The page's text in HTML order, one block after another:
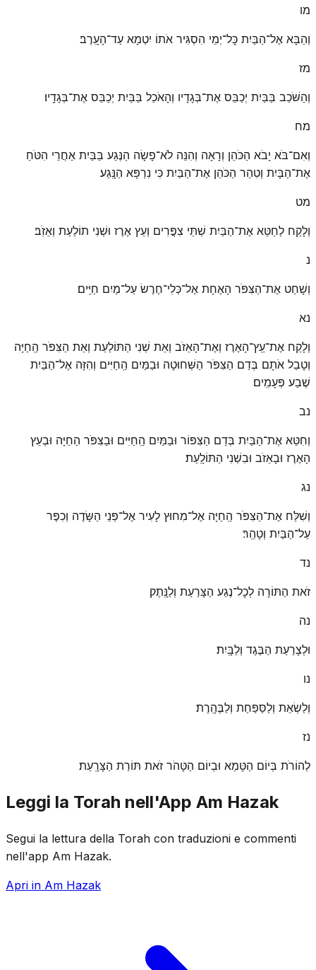
מו
וְהַבָּא אֶל־הַבַּיִת כׇּל־יְמֵי הִסְגִּיר אֹתוֹ יִטְמָא עַד־הָעָֽרֶב׃
מז
וְהַשֹּׁכֵב בַּבַּיִת יְכַבֵּס אֶת־בְּגָדָיו וְהָאֹכֵל בַּבַּיִת יְכַבֵּס אֶת־בְּגָדָֽיו׃
מח
וְאִם־בֹּא יָבֹא הַכֹּהֵן וְרָאָה וְהִנֵּה לֹא־פָשָׂה הַנֶּגַע בַּבַּיִת אַחֲרֵי הִטֹּחַ
אֶת־הַבָּיִת וְטִהַר הַכֹּהֵן אֶת־הַבַּיִת כִּי נִרְפָּא הַנָּֽגַע׃
מט
וְלָקַח לְחַטֵּא אֶת־הַבַּיִת שְׁתֵּי צִפֳּרִים וְעֵץ אֶרֶז וּשְׁנִי תוֹלַעַת וְאֵזֹֽב׃
נ
וְשָׁחַט אֶת־הַצִּפֹּר הָאֶחָת אֶל־כְּלִי־חֶרֶשׂ עַל־מַיִם חַיִּֽים׃
נא
וְלָקַח אֶת־עֵֽץ־הָאֶרֶז וְאֶת־הָאֵזֹב וְאֵת שְׁנִי הַתּוֹלַעַת וְאֵת הַצִּפֹּר הַֽחַיָּה
וְטָבַל אֹתָם בְּדַם הַצִּפֹּר הַשְּׁחוּטָה וּבַמַּיִם הַֽחַיִּים וְהִזָּה אֶל־הַבַּיִת
שֶׁבַע פְּעָמִֽים׃
נב
וְחִטֵּא אֶת־הַבַּיִת בְּדַם הַצִּפּוֹר וּבַמַּיִם הַֽחַיִּים וּבַצִּפֹּר הַחַיָּה וּבְעֵץ
הָאֶרֶז וּבָאֵזֹב וּבִשְׁנִי הַתּוֹלָֽעַת׃
נג
וְשִׁלַּח אֶת־הַצִּפֹּר הַֽחַיָּה אֶל־מִחוּץ לָעִיר אֶל־פְּנֵי הַשָּׂדֶה וְכִפֶּר
עַל־הַבַּיִת וְטָהֵֽר׃
נד
זֹאת הַתּוֹרָה לְכׇל־נֶגַע הַצָּרַעַת וְלַנָּֽתֶק׃
נה
וּלְצָרַעַת הַבֶּגֶד וְלַבָּֽיִת׃
נו
וְלַשְׂאֵת וְלַסַּפַּחַת וְלַבֶּהָֽרֶת׃
נז
לְהוֹרֹת בְּיוֹם הַטָּמֵא וּבְיוֹם הַטָּהֹר זֹאת תּוֹרַת הַצָּרָֽעַת׃
Leggi la Torah nell'App Am Hazak
Segui la lettura della Torah con traduzioni e commenti
nell'app Am Hazak.
Apri in Am Hazak